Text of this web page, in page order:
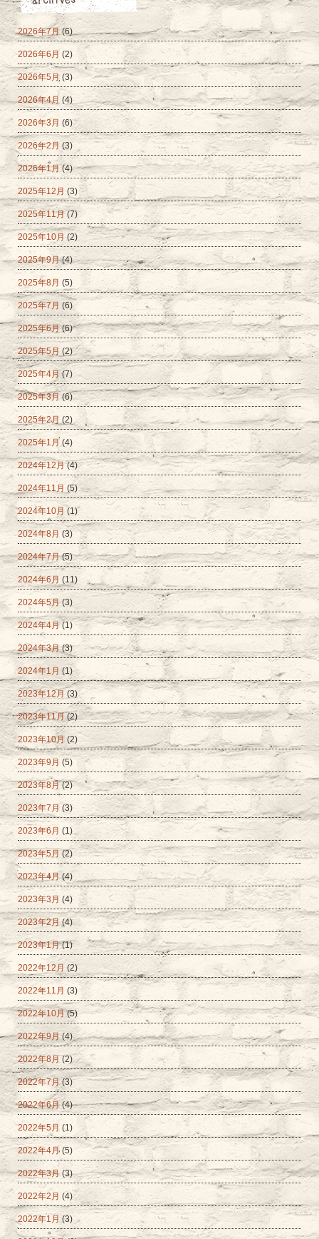
2026年7月(6)
2026年6月 (2)
2026年5月 (3)
2026年4月 (4)
2026年3月 (6)
2026年2月 (3)
2026年1月 (4)
2025年12月 (3)
2025年11月 (7)
2025年10月 (2)
2025年9月(4)
2025年8月 (5)
2025年7月 (6)
2025年6月(6)
2025年5月 (2)
2025年4月(7)
2025年3月(6)
2025年2月 (2)
2025年1月 (4)
2024年12月(4)
2024年11月 (5)
2024年10月 (1)
2024年8月 (3)
2024年7月(5)
2024年6月 (11)
2024年5月(3)
2024年4月(1)
2024年3月(3)
2024年1月 (1)
2023年12月 (3)
2023年11月 (2)
2023年10月 (2)
2023年9月 (5)
2023年8月(2)
2023年7月 (3)
2023年6月 (1)
2023年5月 (2)
2023年4月(4)
2023年3月 (4)
2023年2月(4)
2023年1月(1)
2022年12月 (2)
2022年11月 (3)
2022年10月(5)
2022年9月(4)
2022年8月(2)
2022年7月(3)
2022年6月(4)
2022年5月 (1)
2022年4月 (5)
2022年3月(3)
2022年2月 (4)
2022年1月 (3)